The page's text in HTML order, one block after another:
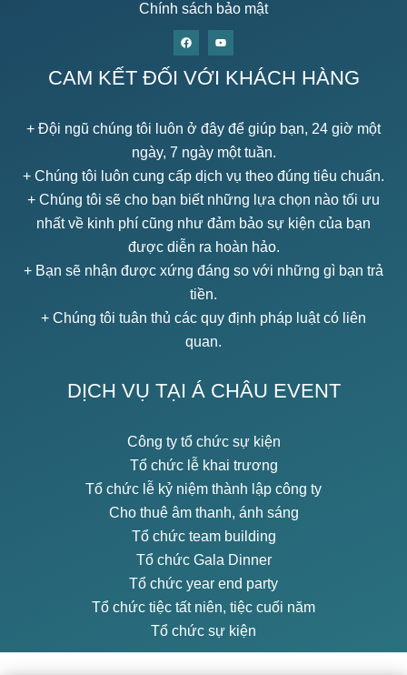
Chính sách bảo mật
CAM KẾT ĐỐI VỚI KHÁCH HÀNG
+ Đội ngũ chúng tôi luôn ở đây để giúp bạn, 24 giờ một
ngày, 7 ngày một tuần.
+ Chúng tôi luôn cung cấp dịch vụ theo đúng tiêu chuẩn.
+ Chúng tôi sẽ cho bạn biết những lựa chọn nào tối ưu
nhất về kinh phí cũng như đảm bảo sự kiện của bạn
được diễn ra hoàn hảo.
+ Bạn sẽ nhận được xứng đáng so với những gì bạn trả
tiền.
+ Chúng tôi tuân thủ các quy định pháp luật có liên
quan.
DỊCH VỤ TẠI Á CHÂU EVENT
Công ty tổ chức sự kiện
Tổ chức lễ khai trương
Tổ chức lễ kỷ niệm thành lập công ty
Cho thuê âm thanh, ánh sáng
Tổ chức team building
Tổ chức Gala Dinner
Tổ chức year end party
Tổ chức tiệc tất niên, tiệc cuối năm
Tổ chức sự kiện